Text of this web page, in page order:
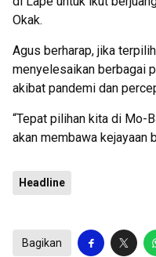
Okak.
Agus berharap, jika
menyelesaikan berbagai
akibat pandemi dan
“Tepat pilihan kita di Mo-
akan membawa kejayaan
Headline
Bagikan